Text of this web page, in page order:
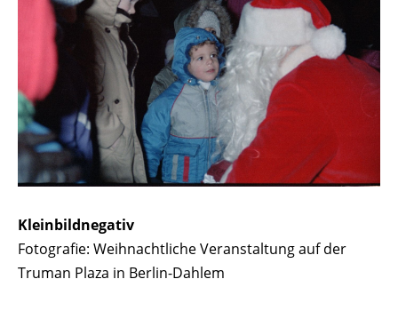
Kleinbildnegativ
Fotografie: Weihnachtliche Veranstaltung auf der
Truman Plaza in Berlin-Dahlem